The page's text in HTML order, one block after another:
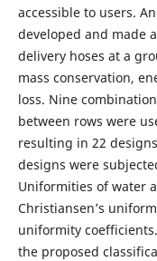
accessible to users.
developed and made
delivery hoses at a
mass conservation,
loss. Nine
between rows were
resulting in 22
designs were
Uniformities of water
Christiansen’s
uniformity
the proposed